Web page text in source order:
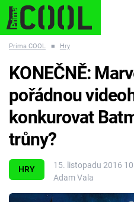
ESCAPE PLNEJ KOTEL
Témata
Filmy
Prima COOL ■ Hry
HRY
15. listopadu 2016
Adam Vala
KONEČNĚ:
pořádnou
konkurovat
trůny?